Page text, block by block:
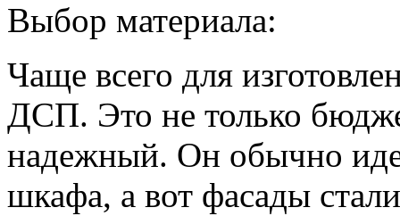
Выбор материала:
Чаще всего для
ДСП. Это не только
надежный. Он обычно
шкафа, а вот фасады